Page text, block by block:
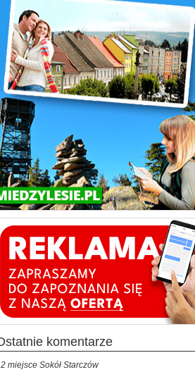
ostatnie komentarze
2 miejsce Sokół Starczów